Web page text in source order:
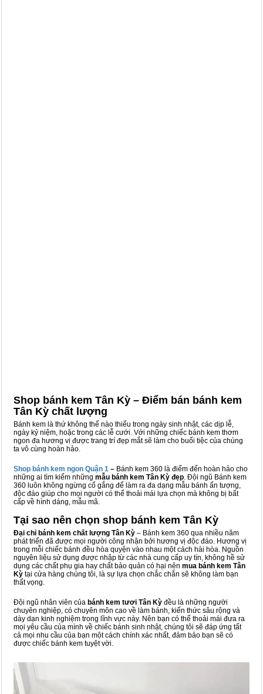
Shop bánh kem Tân Kỳ – Điểm bán bánh kem
Tân Kỳ chất lượng
Bánh kem là thứ không thể nào thiếu trong ngày sinh nhật, các dịp lễ,
ngày kỷ niệm, hoặc trong các lễ cưới. Với những chiếc bánh kem thơm
ngon đa hương vị được trang trí đẹp mắt sẽ làm cho buổi tiệc của chúng
ta vô cùng hoàn hảo.
Shop bánh kem ngon Quận 1 – Bánh kem 360 là điểm đến hoàn hảo cho
những ai tìm kiếm những mẫu bánh kem Tân Kỳ đẹp. Đội ngũ Bánh kem
360 luôn không ngừng cố gắng để làm ra đa dạng mẫu bánh ấn tượng,
độc đáo giúp cho mọi người có thể thoải mái lựa chọn mà không bị bất
cấp về hình dáng, mẫu mã.
Tại sao nên chọn shop bánh kem Tân Kỳ
Đại chỉ bánh kem chất lượng Tân Kỳ – Bánh kem 360 qua nhiều năm
phát triển đã được mọi người công nhận bởi hương vị độc đáo. Hương vị
trong mỗi chiếc bánh đều hòa quyện vào nhau một cách hài hòa. Nguồn
nguyên liệu sử dụng được nhập từ các nhà cung cấp uy tín, không hề sử
dụng các chất phụ gia hay chất bảo quản có hại nên mua bánh kem Tân
Kỳ tại cửa hàng chúng tôi, là sự lựa chọn chắc chắn sẽ không làm bạn
thất vọng.
Đội ngũ nhân viên của bánh kem tươi Tân Kỳ đều là những người
chuyên nghiệp, có chuyên môn cao về làm bánh, kiến thức sâu rộng và
dày dạn kinh nghiệm trong lĩnh vực này. Nên bạn có thể thoải mái đưa ra
mọi yêu cầu của mình về chiếc bánh sinh nhật, chúng tôi sẽ đáp ứng tất
cả mọi nhu cầu của bạn một cách chính xác nhất, đảm bảo bạn sẽ có
được chiếc bánh kem tuyệt vời.